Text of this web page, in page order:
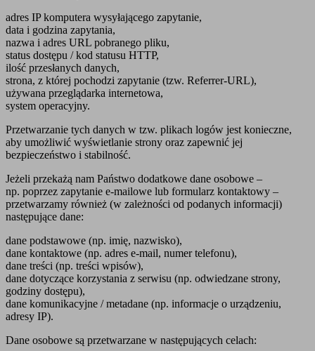
adres IP komputera wysyłającego zapytanie,
data i godzina zapytania,
nazwa i adres URL pobranego pliku,
status dostępu / kod statusu HTTP,
ilość przesłanych danych,
strona, z której pochodzi zapytanie (tzw. Referrer-URL),
używana przeglądarka internetowa,
system operacyjny.
Przetwarzanie tych danych w tzw. plikach logów jest konieczne,
aby umożliwić wyświetlanie strony oraz zapewnić jej
bezpieczeństwo i stabilność.
Jeżeli przekażą nam Państwo dodatkowe dane osobowe –
np. poprzez zapytanie e-mailowe lub formularz kontaktowy –
przetwarzamy również (w zależności od podanych informacji)
następujące dane:
dane podstawowe (np. imię, nazwisko),
dane kontaktowe (np. adres e-mail, numer telefonu),
dane treści (np. treści wpisów),
dane dotyczące korzystania z serwisu (np. odwiedzane strony,
godziny dostępu),
dane komunikacyjne / metadane (np. informacje o urządzeniu,
adresy IP).
Dane osobowe są przetwarzane w następujących celach: